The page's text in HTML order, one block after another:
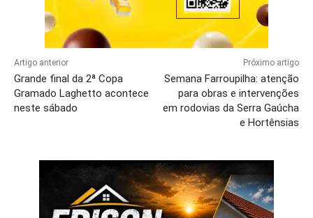
Artigo anterior
Grande final da 2ª Copa
Gramado Laghetto acontece
neste sábado
Próximo artigo
Semana Farroupilha: atenção
para obras e intervenções
em rodovias da Serra Gaúcha
e Hortênsias